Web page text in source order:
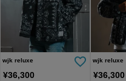
wjk reluxe
¥36,300
wjk reluxe
¥36,300